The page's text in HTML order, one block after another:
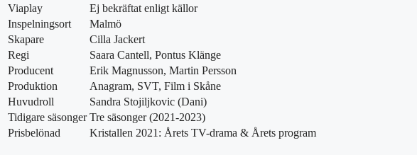
Viaplay
Ej bekräftat enligt källor
Inspelningsort
Malmö
Skapare
Cilla Jackert
Regi
Saara Cantell, Pontus Klänge
Producent
Erik Magnusson, Martin Persson
Produktion
Anagram, SVT, Film i Skåne
Huvudroll
Sandra Stojiljkovic (Dani)
Tidigare säsonger Tre säsonger (2021-2023)
Prisbelönad
Kristallen 2021: Årets TV-drama & Årets program